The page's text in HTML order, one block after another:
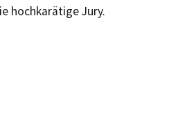
hochkarätige Jury.